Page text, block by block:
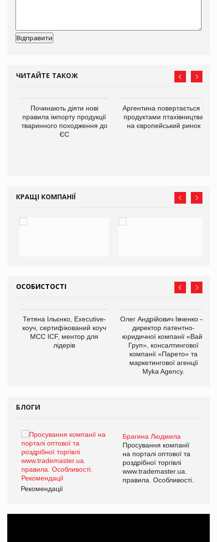
ЧИТАЙТЕ ТАКОЖ
Починають діяти нові
правила імпорту продукції
тваринного походження до
ЄС
Аргентина повертається з
продуктами птахівництва
на європейський ринок
КРАЩІ КОМПАНІЇ
ОСОБИСТОСТІ
Тетяна Ільєнко, Executive-
коуч, сертифікований коуч
МСС ICF, ментор для
лідерів
Олег Андрійович Івченко —
директор патентно-
юридичної компанії «Вайз
Груп», консалтингової
компанії «Парето» та
маркетингової агенції
Myka Agency.
БЛОГИ
Брагина Людмила
Просування компанії
на порталі оптової та
роздрібної торгівлі
www.trademaster.ua.
правила. Особливості.
Рекомендації